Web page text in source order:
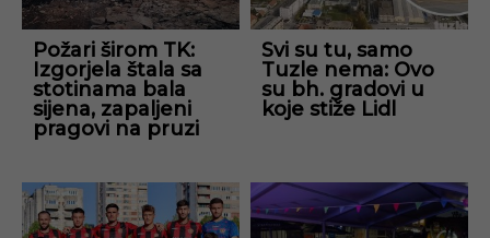
Požari širom TK:
Izgorjela štala sa
stotinama bala
sijena, zapaljeni
pragovi na pruzi
Svi su tu, samo
Tuzle nema: Ovo
su bh. gradovi u
koje stiže Lidl